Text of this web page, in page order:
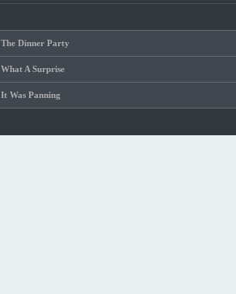
The Dinner Party
What A Surprise
It Was Panning